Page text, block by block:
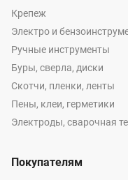
Крепеж
Электро и
Ручные инструменты
Буры, сверла, диски
Скотчи, пленки, ленты
Пены, клеи, герметики
Электроды, сварочная
Покупателям